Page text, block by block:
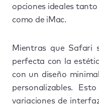
opciones ideales
como de iMac.
Mientras que Safari
perfecta con la
con un diseño
personalizables.
variaciones de